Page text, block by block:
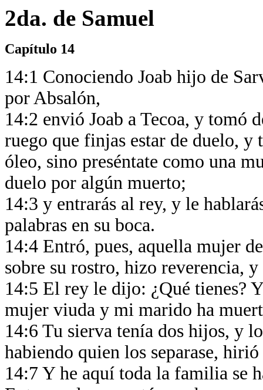
2da. de Samuel
Capítulo 14
14:1 Conociendo Joab hijo de
por Absalón,
14:2 envió Joab a Tecoa, y tomó
ruego que finjas estar de duelo, y
óleo, sino preséntate como una
duelo por algún muerto;
14:3 y entrarás al rey, y le
palabras en su boca.
14:4 Entró, pues, aquella mujer
sobre su rostro, hizo reverencia,
14:5 El rey le dijo: ¿Qué tienes?
mujer viuda y mi marido ha
14:6 Tu sierva tenía dos hijos, y
habiendo quien los separase,
14:7 Y he aquí toda la familia se